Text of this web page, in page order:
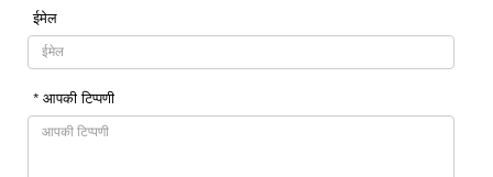
ईमेल
* आपकी टिप्पणी